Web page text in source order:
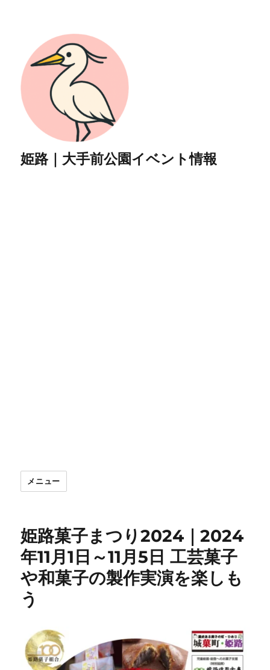
姫路｜大手前公園イベント情報
メニュー
姫路菓子まつり2024｜2024
年11月1日～11月5日 工芸菓子
や和菓子の製作実演を楽しも
う